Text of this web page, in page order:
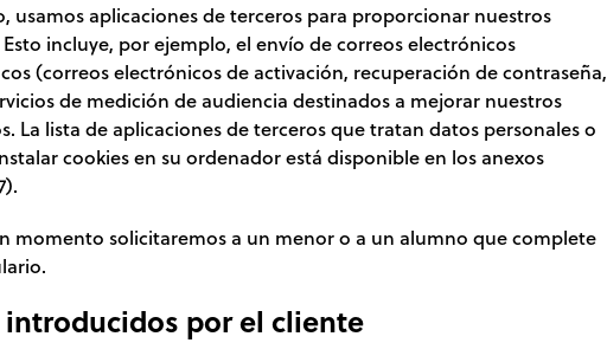
usamos aplicaciones de terceros para proporcionar nuestros
Esto incluye, por ejemplo, el envío de correos electrónicos
(correos electrónicos de activación, recuperación de contraseña,
de medición de audiencia destinados a mejorar nuestros
La lista de aplicaciones de terceros que tratan datos personales o
cookies en su ordenador está disponible en los anexos
momento solicitaremos a un menor o a un alumno que complete
por el cliente